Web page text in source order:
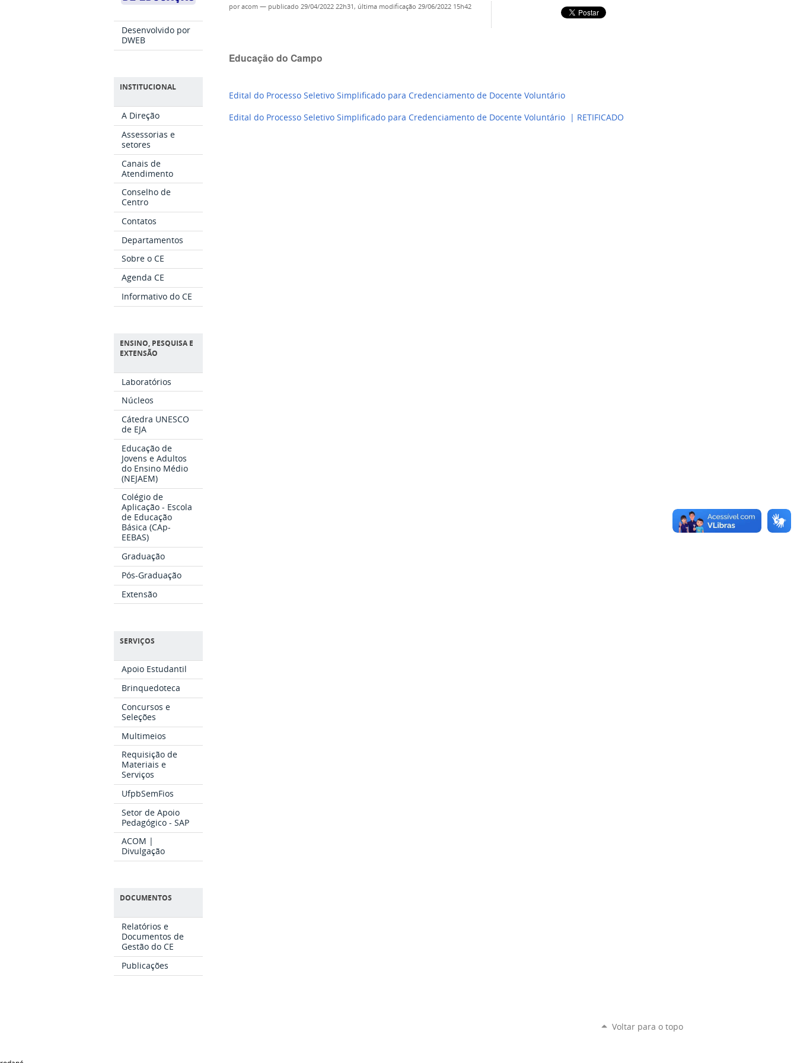
Desenvolvido por
DWEB
INSTITUCIONAL
A Direção
Assessorias e
setores
Canais de
Atendimento
Conselho de
Centro
Contatos
Departamentos
Sobre o CE
Agenda CE
Informativo do CE
ENSINO, PESQUISA E
EXTENSÃO
Laboratórios
Núcleos
Cátedra UNESCO
de EJA
Educação de
Jovens e Adultos
do Ensino Médio
(NEJAEM)
Colégio de
Aplicação - Escola
de Educação
Básica (CAp-
EEBAS)
Graduação
Pós-Graduação
Extensão
SERVIÇOS
Apoio Estudantil
Brinquedoteca
Concursos e
Seleções
Multimeios
Requisição de
Materiais e
Serviços
UfpbSemFios
Setor de Apoio
Pedagógico - SAP
ACOM |
Divulgação
DOCUMENTOS
Relatórios e
Documentos de
Gestão do CE
Publicações
poracom — publicado 29/04/2022 22h31, última modificação 29/06/2022 15h42
Educação do Campo
Edital do Processo Seletivo Simplificado para Credenciamento de Docente Voluntário
Edital do Processo Seletivo Simplificado para Credenciamento de Docente Voluntário | RETIFICADO
Voltar para o topo